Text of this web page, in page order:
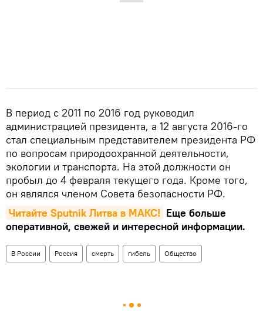
В период с 2011 по 2016 год руководил
администрацией президента, а 12 августа 2016-го
стал специальным представителем президента РФ
по вопросам природоохранной деятельности,
экологии и транспорта. На этой должности он
пробыл до 4 февраля текущего года. Кроме того,
он являлся членом Совета безопасности РФ.
Читайте Sputnik Литва в MAКС! Еще больше
оперативной, свежей и интересной информации.
В России Россия смерть гибель Общество